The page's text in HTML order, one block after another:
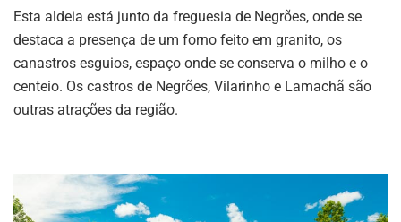
Esta aldeia está junto da freguesia de Negrões, onde se
destaca a presença de um forno feito em granito, os
canastros esguios, espaço onde se conserva o milho e o
centeio. Os castros de Negrões, Vilarinho e Lamachã são
outras atrações da região.